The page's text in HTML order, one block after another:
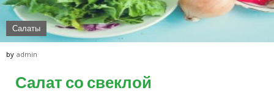
Салаты
byadmin
Салат со свеклой